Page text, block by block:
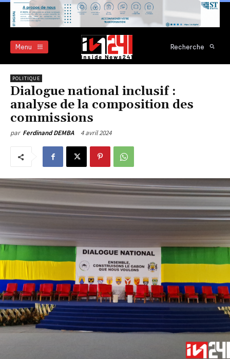
Menu Recherche
POLITIQUE
Dialogue national inclusif :
analyse de la composition des
commissions
par Ferdinand DEMBA 4 avril 2024